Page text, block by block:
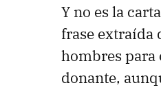
Y no es la
frase extraída
hombres para
donante,